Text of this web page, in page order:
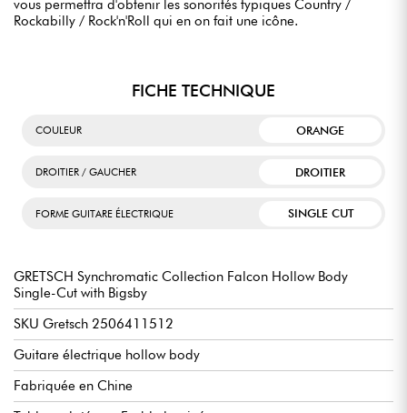
vous permettra d'obtenir les sonorités typiques Country /
Rockabilly / Rock'n'Roll qui en on fait une icône.
FICHE TECHNIQUE
COULEUR ORANGE
DROITIER / GAUCHER DROITIER
FORME GUITARE ÉLECTRIQUE SINGLE CUT
GRETSCH Synchromatic Collection Falcon Hollow Body
Single-Cut with Bigsby
SKU Gretsch 2506411512
Guitare électrique hollow body
Fabriquée en Chine